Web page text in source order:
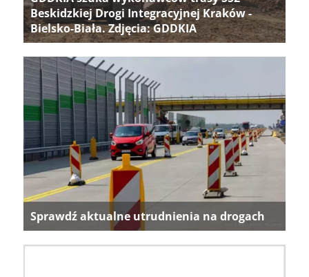
Beskidzkiej Drogi Integracyjnej Kraków -
Bielsko-Biała. Zdjęcia: GDDKIA
Sprawdź aktualne utrudnienia na drogach